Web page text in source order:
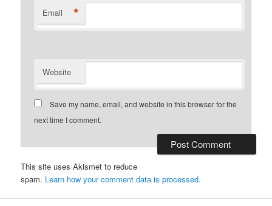
Email *
Website
Save my name, email, and website in this browser for the
next time I comment.
This site uses Akismet to reduce
spam. Learn how your comment data is processed.